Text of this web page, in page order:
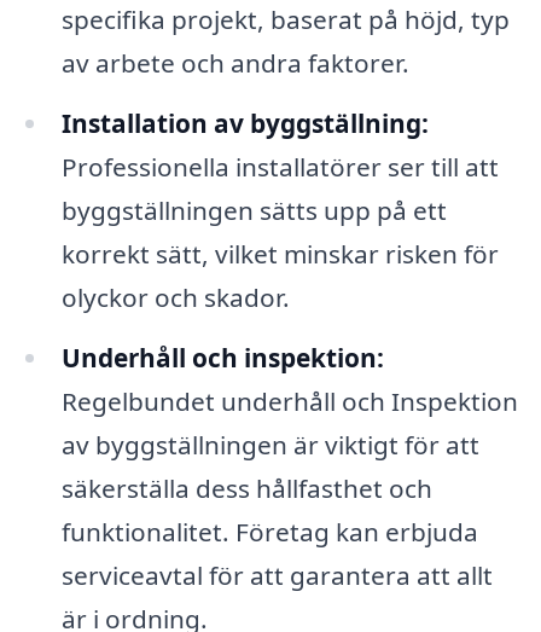
specifika projekt, baserat på höjd, typ
av arbete och andra faktorer.
Installation av byggställning:
Professionella installatörer ser till att
byggställningen sätts upp på ett
korrekt sätt, vilket minskar risken för
olyckor och skador.
Underhåll och inspektion:
Regelbundet underhåll och Inspektion
av byggställningen är viktigt för att
säkerställa dess hållfasthet och
funktionalitet. Företag kan erbjuda
serviceavtal för att garantera att allt
är i ordning.